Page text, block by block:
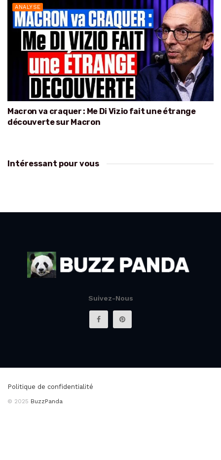
ANALYSE
Macron va craquer : Me Di Vizio fait une étrange
découverte sur Macron
Intéressant pour vous
Suivez-Nous
Politique de confidentialité
© 2025 BuzzPanda